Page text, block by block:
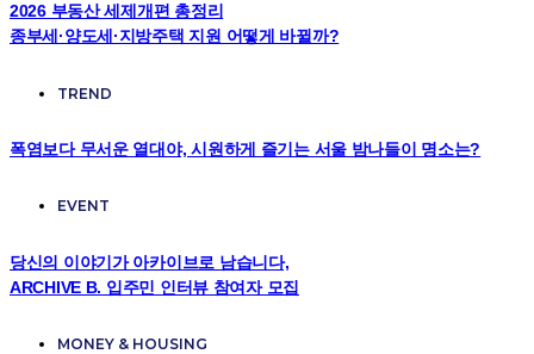
2026 부동산 세제개편 총정리
종부세·양도세·지방주택 지원 어떻게 바뀔까?
TREND
폭염보다 무서운 열대야, 시원하게 즐기는 서울 밤나들이 명소는?
EVENT
당신의 이야기가 아카이브로 남습니다,
ARCHIVE B. 입주민 인터뷰 참여자 모집
MONEY & HOUSING